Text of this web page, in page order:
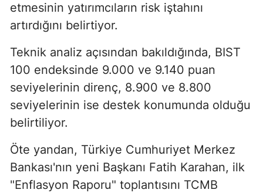
etmesinin yatırımcıların risk iştahını
artırdığını belirtiyor.
Teknik analiz açısından bakıldığında, BIST
100 endeksinde 9.000 ve 9.140 puan
seviyelerinin direnç, 8.900 ve 8.800
seviyelerinin ise destek konumunda olduğu
belirtiliyor.
Öte yandan, Türkiye Cumhuriyet Merkez
Bankası'nın yeni Başkanı Fatih Karahan, ilk
"Enflasyon Raporu" toplantısını TCMB